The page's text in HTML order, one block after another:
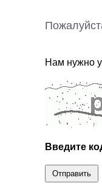
Нам нужно
Введите
Отправить